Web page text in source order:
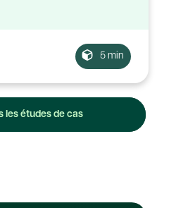
5 min
les études de cas